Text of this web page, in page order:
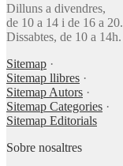
Dilluns a divendres,
de 10 a 14 i de 16 a 20.
Dissabtes, de 10 a 14h.
Sitemap ·
Sitemap llibres ·
Sitemap Autors ·
Sitemap Categories ·
Sitemap Editorials
Sobre nosaltres